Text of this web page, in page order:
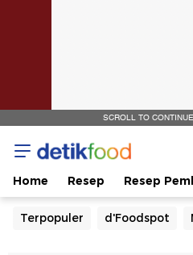
SCROLL TO
Home Resep Resep
Terpopuler d'Foodspot